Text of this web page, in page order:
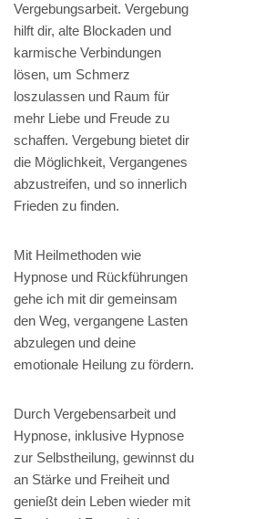
Vergebungsarbeit. Vergebung
hilft dir, alte Blockaden und
karmische Verbindungen
lösen, um Schmerz
loszulassen und Raum für
mehr Liebe und Freude zu
schaffen. Vergebung bietet dir
die Möglichkeit, Vergangenes
abzustreifen, und so innerlich
Frieden zu finden.
Mit Heilmethoden wie
Hypnose und Rückführungen
gehe ich mit dir gemeinsam
den Weg, vergangene Lasten
abzulegen und deine
emotionale Heilung zu fördern.
Durch Vergebensarbeit und
Hypnose, inklusive Hypnose
zur Selbstheilung, gewinnst du
an Stärke und Freiheit und
genießt dein Leben wieder mit